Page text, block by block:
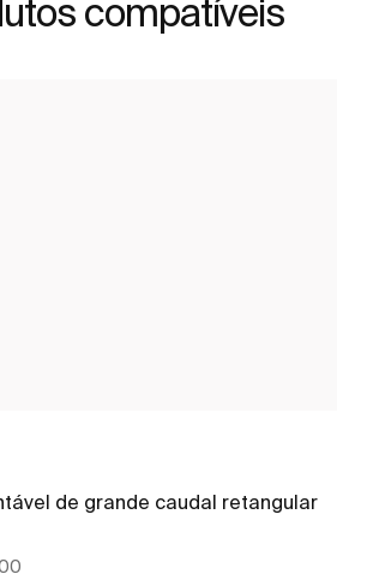
compatíveis
de grande caudal retangular